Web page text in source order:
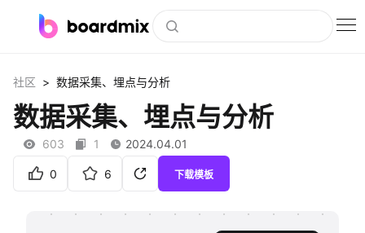
社区资源
下载
社区 > 数据采集、埋点与分析
数据采集、埋点与分析
603 1 2024.04.01
0 6 下载模板